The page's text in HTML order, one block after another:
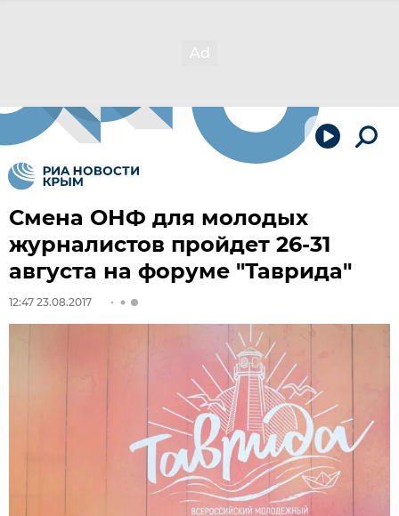
Смена ОНФ для молодых
журналистов пройдет 26-31
августа на форуме "Таврида"
12:47 23.08.2017